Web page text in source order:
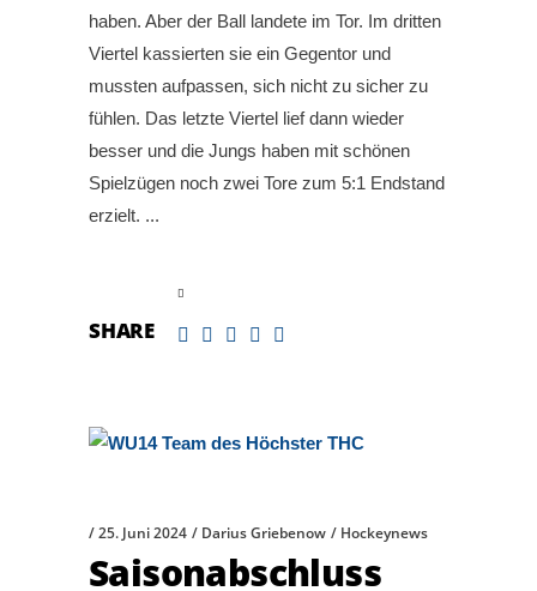
haben. Aber der Ball landete im Tor. Im dritten
Viertel kassierten sie ein Gegentor und
mussten aufpassen, sich nicht zu sicher zu
fühlen. Das letzte Viertel lief dann wieder
besser und die Jungs haben mit schönen
Spielzügen noch zwei Tore zum 5:1 Endstand
erzielt.
SHARE
25. Juni 2024 Darius Griebenow Hockeynews
Saisonabschluss